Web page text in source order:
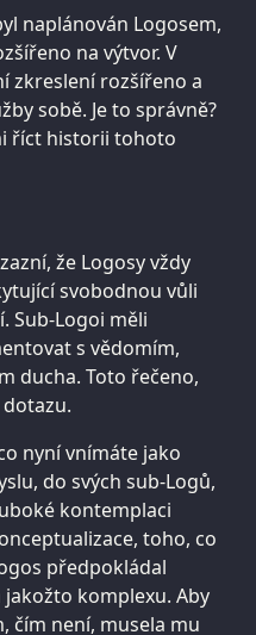
naplánován Logosem,
na výtvor. V
zkreslení rozšířeno a
sobě. Je to správně?
říct historii tohoto
že Logosy vždy
svobodnou vůli
Sub-Logoi měli
s vědomím,
ducha. Toto řečeno,
nyní vnímáte jako
do svých sub-Logů,
kontemplaci
toho, co
předpokládal
komplexu. Aby
čím není, musela mu